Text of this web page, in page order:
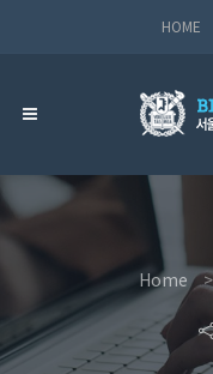
HOME
Home